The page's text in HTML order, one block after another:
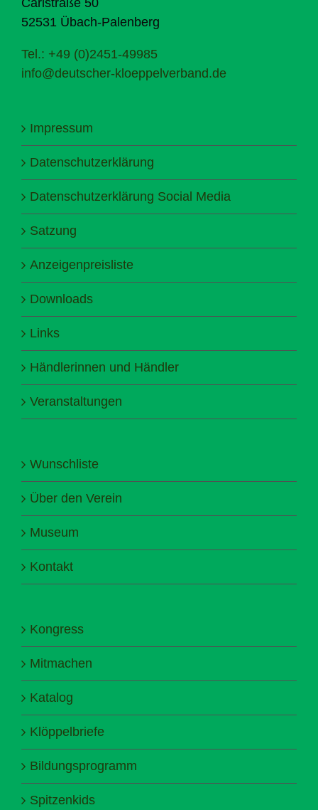
52531 Übach-Palenberg
Tel.: +49 (0)2451-49985
info@deutscher-kloeppelverband.de
Impressum
Datenschutzerklärung
Datenschutzerklärung Social Media
Satzung
Anzeigenpreisliste
Downloads
Links
Händlerinnen und Händler
Veranstaltungen
Wunschliste
Über den Verein
Museum
Kontakt
Kongress
Mitmachen
Katalog
Klöppelbriefe
Bildungsprogramm
Spitzenkids